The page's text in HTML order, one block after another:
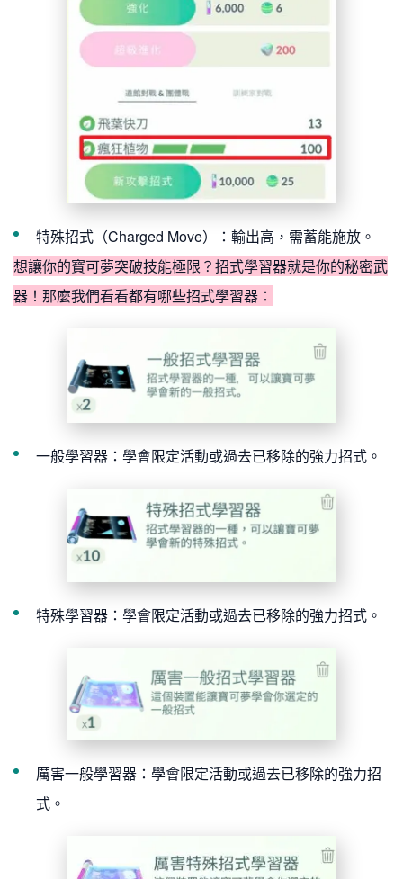
特殊招式（Charged Move）：輸出高，需蓄能施放。
想讓你的寶可夢突破技能極限？招式學習器就是你的秘密武
器！那麼我們看看都有哪些招式學習器：
一般學習器：學會限定活動或過去已移除的強力招式。
特殊學習器：學會限定活動或過去已移除的強力招式。
厲害一般學習器：學會限定活動或過去已移除的強力招
式。